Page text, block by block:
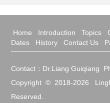
Home Introduction Topics
Dates
History Contact Us
Contact：Dr.Liang Guiqiang
Copyright © 2018-2026
Reserved.